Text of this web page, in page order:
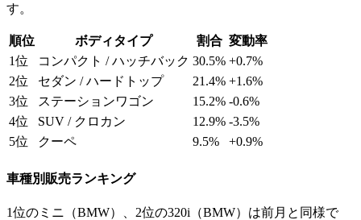
す。
順位 ボディタイプ 割合 変動率
1位
コンパクト / ハッチバック 30.5% +0.7%
2位
セダン / ハードトップ 21.4% +1.6%
3位
ステーションワゴン 15.2% -0.6%
4位
SUV / クロカン 12.9% -3.5%
5位
クーペ 9.5% +0.9%
車種別販売ランキング
1位のミニ（BMW）、2位の320i（BMW）は前月と同様で